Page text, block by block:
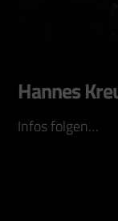
Hannes
Infos folgen…